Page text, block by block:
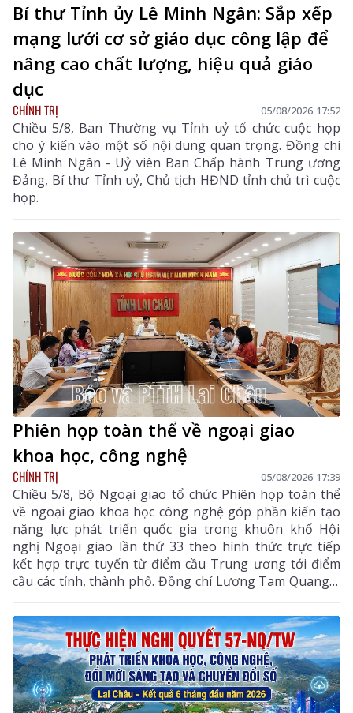
Bí thư Tỉnh ủy Lê Minh Ngân: Sắp xếp
mạng lưới cơ sở giáo dục công lập để
nâng cao chất lượng, hiệu quả giáo
dục
CHÍNH TRỊ 05/08/2026 17:52
Chiều 5/8, Ban Thường vụ Tỉnh uỷ tổ chức cuộc họp
cho ý kiến vào một số nội dung quan trọng. Đồng chí
Lê Minh Ngân - Uỷ viên Ban Chấp hành Trung ương
Đảng, Bí thư Tỉnh uỷ, Chủ tịch HĐND tỉnh chủ trì cuộc
họp.
Phiên họp toàn thể về ngoại giao
khoa học, công nghệ
CHÍNH TRỊ 05/08/2026 17:39
Chiều 5/8, Bộ Ngoại giao tổ chức Phiên họp toàn thể
về ngoại giao khoa học công nghệ góp phần kiến tạo
năng lực phát triển quốc gia trong khuôn khổ Hội
nghị Ngoại giao lần thứ 33 theo hình thức trực tiếp
kết hợp trực tuyến từ điểm cầu Trung ương tới điểm
cầu các tỉnh, thành phố. Đồng chí Lương Tam Quang –
Uỷ viên Bộ Chính trị, Bộ trưởng Bộ Công an, Phó
Trưởng ban Thường trực Ban Chỉ đạo Trung ương
thực hiện Nghị quyết số 57-NQ/TW của Bộ Chính trị
dự và chỉ đạo phiên họp. Dự phiên họp còn có đồng
chí Lê Hoài Trung - Ủy viên Bộ Chính trị, Bí thư Đảng
ủy, Bộ trưởng Bộ Ngoại giao; đại diện lãnh đạo các
ban, bộ, ngành Trung ương.